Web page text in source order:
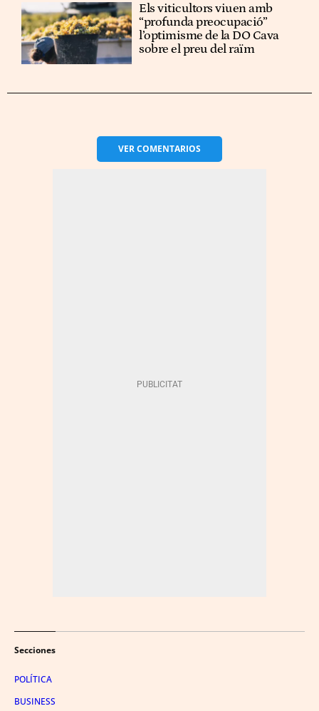
Els viticultors viuen amb
“profunda preocupació”
l’optimisme de la DO Cava
sobre el preu del raïm
VERCOMENTARIOS
Secciones
POLÍTICA
BUSINESS